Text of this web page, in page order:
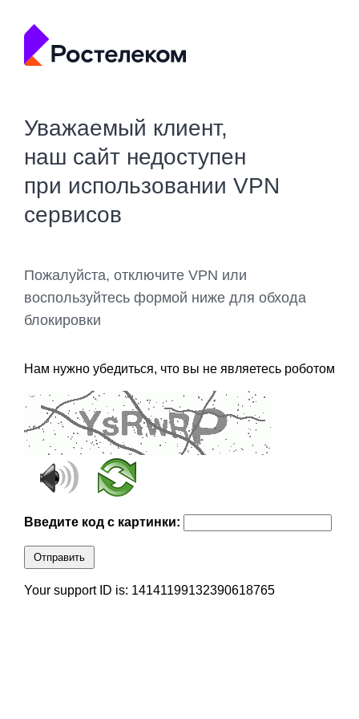
Уважаемый клиент,
наш сайт недоступен
при использовании VPN
сервисов
Пожалуйста, отключите VPN или
воспользуйтесь формой ниже для обхода
блокировки
Нам нужно убедиться, что вы не являетесь роботом
Введите код с картинки:
Отправить
Your support ID is: 14141199132390618765